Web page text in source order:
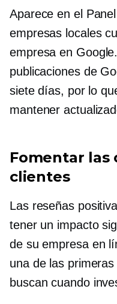
Aparece en el
empresas locales
empresa en
publicaciones de
siete días, por lo
mantener
Fomentar las
clientes
Las reseñas
tener un impacto
de su empresa en
una de las
buscan cuando